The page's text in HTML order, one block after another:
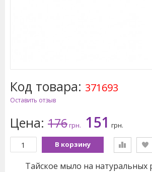
Код товара: 371693
Оставить отзыв
Цена: 176грн. 151 грн.
В корзину
Тайское мыло на натуральных